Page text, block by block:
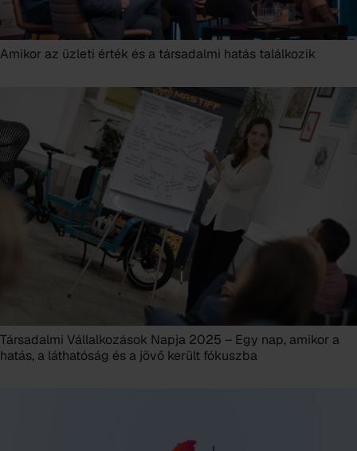
Amikor az üzleti érték és a társadalmi hatás találkozik
Társadalmi Vállalkozások Napja 2025 – Egy nap, amikor a
hatás, a láthatóság és a jövő került fókuszba